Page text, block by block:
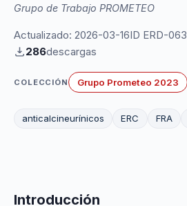
Grupo de Trabajo PROMETEO
Actualizado: 2026-03-16ID ERD-063
286descargas
COLECCIÓN Grupo Prometeo 2023
anticalcineurínicos ERC FRA
Introducción